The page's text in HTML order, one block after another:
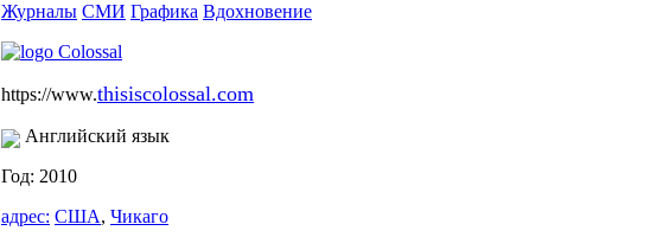
Журналы СМИ Графика Вдохновение
https://www.thisiscolossal.com
Английский язык
Год: 2010
адрес: США, Чикаго